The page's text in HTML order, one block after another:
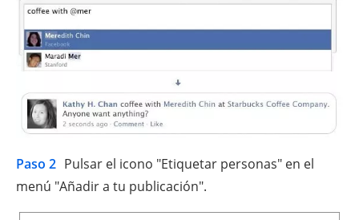
Paso 2 Pulsar el icono "Etiquetar personas" en el
menú "Añadir a tu publicación".